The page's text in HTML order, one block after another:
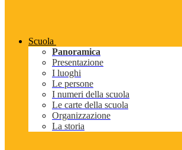
Scuola
Panoramica
Presentazione
I luoghi
Le persone
I numeri della scuola
Le carte della scuola
Organizzazione
La storia